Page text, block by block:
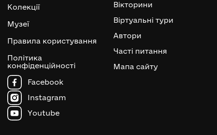
Колекції
Музеї
Правила користування
Політика
конфіденційності
Вікторини
Віртуальні тури
Автори
Часті питання
Мапа сайту
Facebook
Instagram
Youtube